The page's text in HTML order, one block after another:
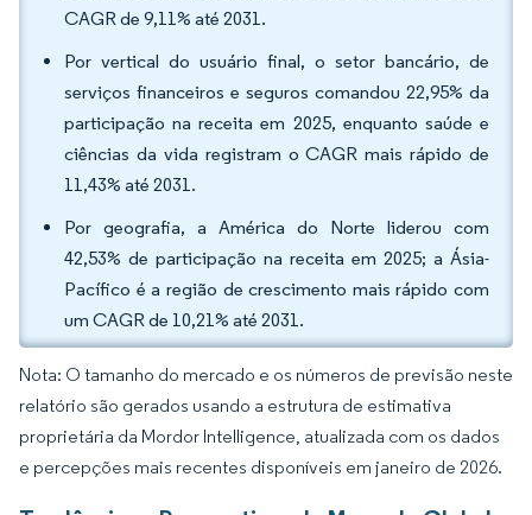
CAGR de 9,11% até 2031.
Por vertical do usuário final, o setor bancário, de
serviços financeiros e seguros comandou 22,95% da
participação na receita em 2025, enquanto saúde e
ciências da vida registram o CAGR mais rápido de
11,43% até 2031.
Por geografia, a América do Norte liderou com
42,53% de participação na receita em 2025; a Ásia-
Pacífico é a região de crescimento mais rápido com
um CAGR de 10,21% até 2031.
Nota: O tamanho do mercado e os números de previsão neste
relatório são gerados usando a estrutura de estimativa
proprietária da Mordor Intelligence, atualizada com os dados
e percepções mais recentes disponíveis em janeiro de 2026.